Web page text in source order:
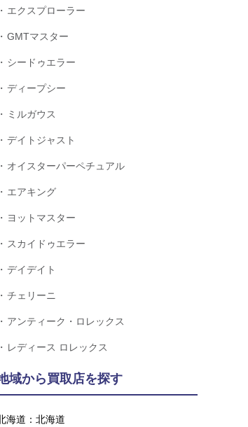
エクスプローラー
GMTマスター
シードゥエラー
ディープシー
ミルガウス
デイトジャスト
オイスターパーペチュアル
エアキング
ヨットマスター
スカイドゥエラー
デイデイト
チェリーニ
アンティーク・ロレックス
レディース ロレックス
域から買取店を探す
海道： 北海道